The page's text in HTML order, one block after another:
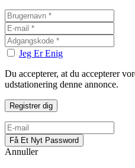
Jeg Er Enig
Du accepterer, at du accepterer
udstationering denne annonce.
Annuller